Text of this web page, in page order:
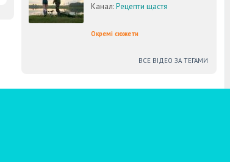
Канал:Рецепти щастя
Окремі сюжети
ВСЕ ВІДЕО ЗА ТЕГАМИ